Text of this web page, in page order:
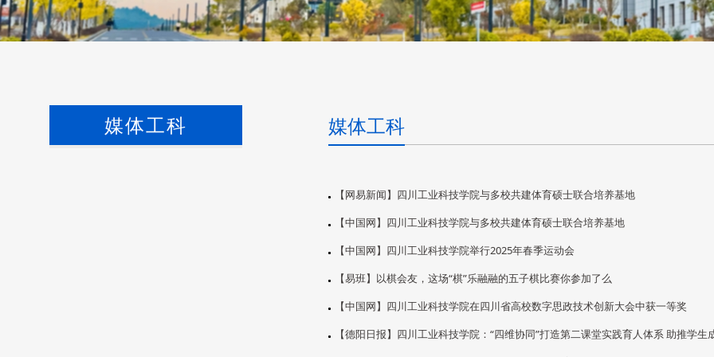
媒体工科 媒体工科
【网易新闻】四川工业科技学院与多校共建体育硕士联合培养基地
【中国网】四川工业科技学院与多校共建体育硕士联合培养基地
【中国网】四川工业科技学院举行2025年春季运动会
【易班】以棋会友，这场“棋”乐融融的五子棋比赛你参加了么
【中国网】四川工业科技学院在四川省高校数字思政技术创新大会中获一等奖
【德阳日报】四川工业科技学院：“四维协同”打造第二课堂实践育人体系 助推学生